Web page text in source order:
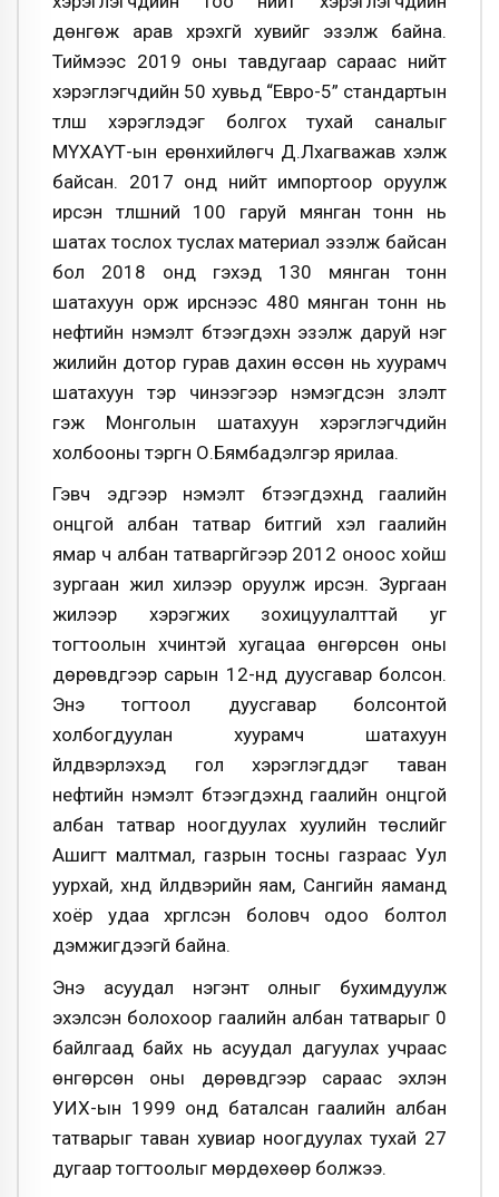
дөнгөж арав хүрэхгүй хувийг эзэлж байна.
Тиймээс 2019 оны тавдугаар сараас нийт
хэрэглэгчдийн 50 хувьд “Евро-5” стандартын
түлш хэрэглэдэг болгох тухай саналыг
МҮХАҮТ-ын ерөнхийлөгч Д.Лхагважав хэлж
байсан. 2017 онд нийт импортоор оруулж
ирсэн түлшний 100 гаруй мянган тонн нь
шатах тослох туслах материал эзэлж байсан
бол 2018 онд гэхэд 130 мянган тонн
шатахуун орж ирснээс 480 мянган тонн нь
нефтийн нэмэлт бүтээгдэхүүн эзэлж даруй нэг
жилийн дотор гурав дахин өссөн нь хуурамч
шатахуун тэр чинээгээр нэмэгдсэн үзүүлэлт
гэж Монголын шатахуун хэрэглэгчдийн
холбооны тэргүүн О.Бямбадэлгэр ярилаа.
Гэвч эдгээр нэмэлт бүтээгдэхүүнд гаалийн
онцгой албан татвар битгий хэл гаалийн
ямар ч албан татваргүйгээр 2012 оноос хойш
зургаан жил хилээр оруулж ирсэн. Зургаан
жилээр хэрэгжих зохицуулалттай уг
тогтоолын хүчинтэй хугацаа өнгөрсөн оны
дөрөвдүгээр сарын 12-нд дуусгавар болсон.
Энэ тогтоол дуусгавар болсонтой
холбогдуулан хуурамч шатахуун
үйлдвэрлэхэд гол хэрэглэгддэг таван
нефтийн нэмэлт бүтээгдэхүүнд гаалийн онцгой
албан татвар ноогдуулах хуулийн төслийг
Ашигт малтмал, газрын тосны газраас Уул
уурхай, хүнд үйлдвэрийн яам, Сангийн яаманд
хоёр удаа хүргүүлсэн боловч одоо болтол
дэмжигдээгүй байна.
Энэ асуудал нэгэнт олныг бухимдуулж
эхэлсэн болохоор гаалийн албан татварыг 0
байлгаад байх нь асуудал дагуулах учраас
өнгөрсөн оны дөрөвдүгээр сараас эхлэн
УИХ-ын 1999 онд баталсан гаалийн албан
татварыг таван хувиар ноогдуулах тухай 27
дугаар тогтоолыг мөрдөхөөр болжээ.